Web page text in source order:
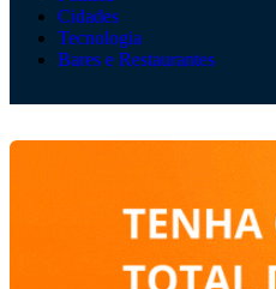
Cidades
Tecnologia
Bares e Restaurantes